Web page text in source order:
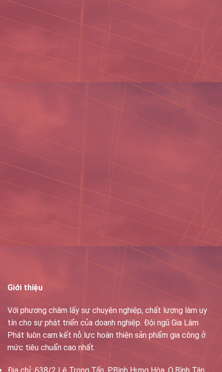
- Nữ tuổi từ 23 – 30
HỒ SƠ BAO GỒM:
Đơn xin việc
Bằng cấp liên quan (nếu có)
Địa chỉ: 638/2 Lê Trọng Tấn, P.Bình Hưng Hòa, Q.Bình Tân,
Tp.HCM
Tel: (028)38.55.9999 - (028)37.658.488 - (028)37.658.669-
Fax: (028)37.658.771
DĐ: 0974.311.446 (Mr.LÂM)
Email: gialamphat@gmail.com
Giới thiệu
Với phương châm lấy sự chuyên nghiệp, chất lượng làm uy
tín cho sự phát triển của doanh nghiệp. Đội ngũ Gia Lâm
Phát luôn cam kết nỗ lực hoàn thiện sản phẩm gia công ở
mức tiêu chuẩn cao nhất.